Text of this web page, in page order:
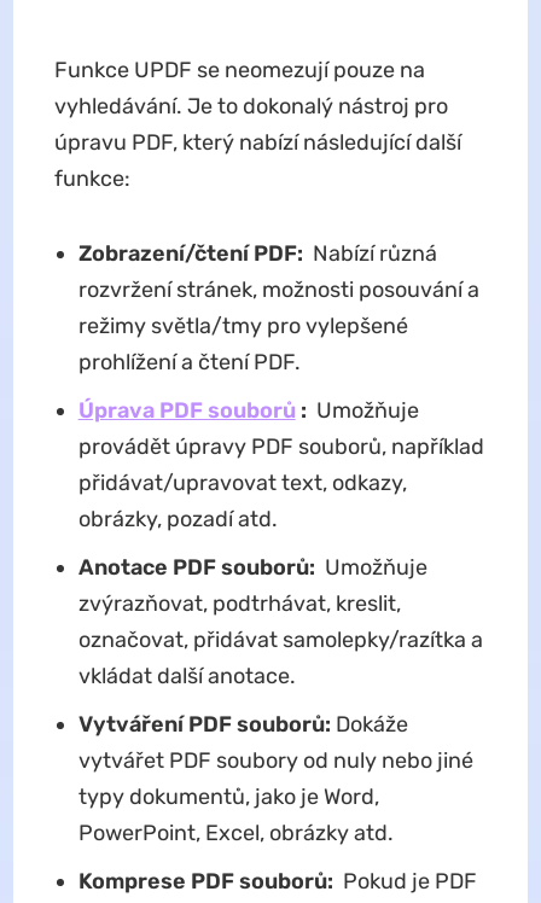
Funkce UPDF se neomezují pouze na
vyhledávání. Je to dokonalý nástroj pro
úpravu PDF, který nabízí následující další
funkce:
Zobrazení/čtení PDF: Nabízí různá
rozvržení stránek, možnosti posouvání a
režimy světla/tmy pro vylepšené
prohlížení a čtení PDF.
Úprava PDF souborů: Umožňuje
provádět úpravy PDF souborů, například
přidávat/upravovat text, odkazy,
obrázky, pozadí atd.
Anotace PDF souborů: Umožňuje
zvýrazňovat, podtrhávat, kreslit,
označovat, přidávat samolepky/razítka a
vkládat další anotace.
Vytváření PDF souborů: Dokáže
vytvářet PDF soubory od nuly nebo jiné
typy dokumentů, jako je Word,
PowerPoint, Excel, obrázky atd.
Komprese PDF souborů: Pokud je PDF